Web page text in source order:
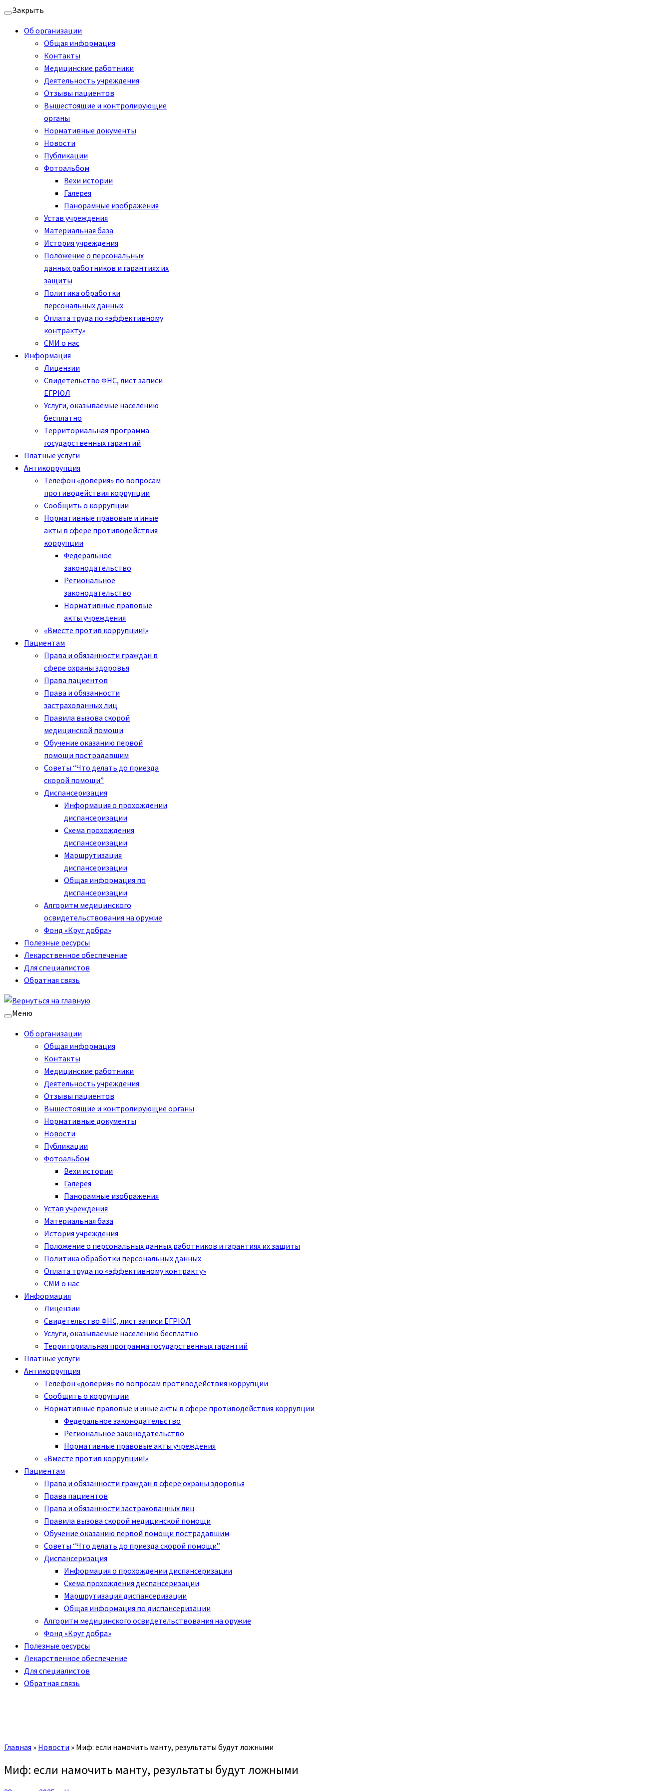
Перейти
содержимому
Закрыть
Об организации
Общая информация
Контакты
Медицинские работники
Деятельность учреждения
Отзывы пациентов
Вышестоящие и контролирующие
органы
Нормативные документы
Новости
Публикации
Фотоальбом
Вехи истории
Галерея
Панорамные изображения
Устав учреждения
Материальная база
История учреждения
Положение о персональных
данных работников и гарантиях их
защиты
Политика обработки
персональных данных
Оплата труда по «эффективному
контракту»
СМИ о нас
Информация
Лицензии
Свидетельство ФНС, лист записи
ЕГРЮЛ
Услуги, оказываемые населению
бесплатно
Территориальная программа
государственных гарантий
Платные услуги
Антикоррупция
Телефон «доверия» по вопросам
противодействия коррупции
Сообщить о коррупции
Нормативные правовые и иные
акты в сфере противодействия
коррупции
Федеральное
законодательство
Региональное
законодательство
Нормативные правовые
акты учреждения
«Вместе против коррупции!»
Пациентам
Права и обязанности граждан в
сфере охраны здоровья
Права пациентов
Права и обязанности
застрахованных лиц
Правила вызова скорой
медицинской помощи
Обучение оказанию первой
помощи пострадавшим
Советы “Что делать до приезда
скорой помощи”
Диспансеризация
Информация о прохождении
диспансеризации
Схема прохождения
диспансеризации
Маршрутизация
диспансеризации
Общая информация по
диспансеризации
Алгоритм медицинского
освидетельствования на оружие
Фонд «Круг добра»
Полезные ресурсы
Лекарственное обеспечение
Для специалистов
Обратная связь
Меню
Об организации
Общая информация
Контакты
Медицинские работники
Деятельность учреждения
Отзывы пациентов
Вышестоящие и контролирующие органы
Нормативные документы
Новости
Публикации
Фотоальбом
Вехи истории
Галерея
Панорамные изображения
Устав учреждения
Материальная база
История учреждения
Положение о персональных данных работников и гарантиях их защиты
Политика обработки персональных данных
Оплата труда по «эффективному контракту»
СМИ о нас
Информация
Лицензии
Свидетельство ФНС, лист записи ЕГРЮЛ
Услуги, оказываемые населению бесплатно
Территориальная программа государственных гарантий
Платные услуги
Антикоррупция
Телефон «доверия» по вопросам противодействия коррупции
Сообщить о коррупции
Нормативные правовые и иные акты в сфере противодействия коррупции
Федеральное законодательство
Региональное законодательство
Нормативные правовые акты учреждения
«Вместе против коррупции!»
Пациентам
Права и обязанности граждан в сфере охраны здоровья
Права пациентов
Права и обязанности застрахованных лиц
Правила вызова скорой медицинской помощи
Обучение оказанию первой помощи пострадавшим
Советы “Что делать до приезда скорой помощи”
Диспансеризация
Информация о прохождении диспансеризации
Схема прохождения диспансеризации
Маршрутизация диспансеризации
Общая информация по диспансеризации
Алгоритм медицинского освидетельствования на оружие
Фонд «Круг добра»
Полезные ресурсы
Лекарственное обеспечение
Для специалистов
Обратная связь
Главная » Новости » Миф: если намочить манту, результаты будут ложными
Миф: если намочить манту, результаты будут ложными